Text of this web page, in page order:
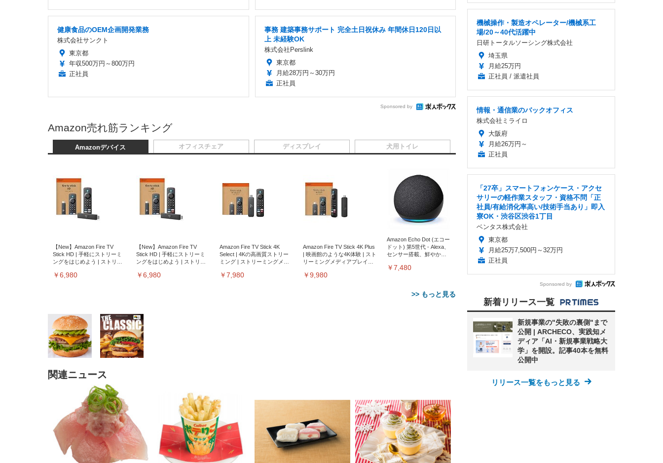
健康食品のOEM企画開発業務
株式会社サンクト
東京都
年収500万円～800万円
正社員
事務 建築事務サポート 完全土日祝休み 年間休日120日以
上 未経験OK
株式会社Perslink
東京都
月給28万円～30万円
正社員
Sponsored by
Amazon売れ筋ランキング
Amazonデバイス
【New】Amazon Fire TV
Stick HD | 手軽にストリーミ
ングをはじめよう | ストリー
￥6,980
【New】Amazon Fire TV
Stick HD | 手軽にストリーミ
ングをはじめよう | ストリー
￥6,980
Amazon Fire TV Stick 4K
Select | 4Kの高画質ストリー
ミング | ストリーミングメデ
￥7,980
Amazon Fire TV Stick 4K Plus
| 映画館のような4K体験 | スト
リーミングメディアプレイヤ
￥9,980
Amazon Echo Dot (エコー
ドット) 第5世代 - Alexa、
センサー搭載、鮮やかな
￥7,480
>> もっと見る
オフィスチェア
[EdoErgo] オフィスチェア 椅
子 テレワーク 疲れない 跳ね
上げ式アームレスト コンパク
ト 約105度ロッキング pc 事務
椅子 360度回転 座面昇降 強化
ナイロン樹脂ベース 通気性メ
ッシュ 在宅ワーク H-
WY01(黒網+黒枠+黒足)
￥5,699
／デスクチェア メッシュチェ
ア 人間工学 疲れない ブラッ
チェア 疲れない テレワーク
チェア 強化バックレスト 30
度ロッキング機能 人間工学 椅
子 腰サポート 90度跳ね上げ
式アームレスト 3Dヘッドレス
ト ハンガー付き 高反発クッシ
ョン PCチェア 通気性メッシ
ュ ゲーミング/勉強/事務用 お
しゃれ パソコンチェア (ブラ
￥7,680
チェア 疲れない テレワーク
チェア 強化バックレスト 30度
ロッキング機能 人間工学 椅子
腰サポート 90度跳ね上げ式ア
ームレスト 3Dヘッドレスト
ハンガー付き 高反発クッショ
ン PCチェア 通気性メッシュ
ゲーミング/勉強/事務用 おし
ゃれ パソコンチェア (ホワイ
￥7,680
ッシュ 通気性 ランバーサ
ポート付き 腰サポート ガ
ス圧無段階昇降 360度回
転 キャスター付き コンパ
クト 幅52×奥行58.5×高さ
84～96cm テレワーク 在
宅勤務 ブラック
￥4,139
ディスプレイ
EIZO ビジネス向けプレミア
ムモニター | FlexScan
EV3240X-WT | 31.5型4K
UHD・USB Type-C・ホワイ
￥105,595
EV2740X-WT | 27.0型4K
UHD・USB Type-C・ホワイ
ク付き（CFI-ZDM1J）
￥49,979
ニター フル
スピーカー内蔵 高さ調整 ス
イベル VESA対応
ComfortView ビジネス向け
Gaming Monitor 24” Essential ゲ
ーミングモニター QD 24.5インチ
1ms FHD 量子ドット 残像低減 (3
年保証 | 輝点保証 | 日本メーカー)
￥34,980
犬用トイレ
Amazonベーシック ペットシ
ーツ 薄型 レギュラー 1回使い
捨て 無香料 ホワイト 300枚
￥3,373
ーツ 厚型 ワイド 42枚x2袋(84
枚) ホワイト(吸収面:ライトブ
ツ L 中型犬用 26枚入り 単品
￥1,800
ック) 【Amazon.co.jp限定】
Smart Basic アイリスオーヤマ
ペットシーツ 超厚型 お徳用
ワイド 100枚入 (x 1) (ケース
販売)
￥3,670
ュラー 200枚入
【Amazon.co.jp限定】
￥3,731
関連ニュース
機械操作・製造オペレーター/機械系工
場/20～40代活躍中
日研トータルソーシング株式会社
埼玉県
月給25万円
正社員 / 派遣社員
情報・通信業のバックオフィス
株式会社ミライロ
大阪府
月給26万円～
正社員
「27卒」スマートフォンケース・アクセ
サリーの軽作業スタッフ・資格不問「正
社員/有給消化率高い/技術手当あり」即入
寮OK・渋谷区渋谷1丁目
ベンタス株式会社
東京都
月給25万7,500円～32万円
正社員
Sponsored by
新着リリース一覧
新規事業の"失敗の裏側"まで
公開 | ARCHECO、実践知メ
ディア「AI・新規事業戦略大
学」を開設。記事40本を無料
公開中
リリース一覧をもっと見る